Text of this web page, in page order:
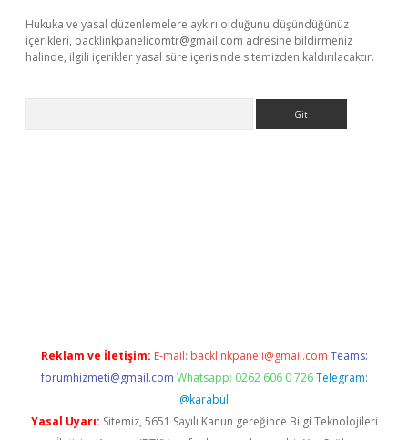
Hukuka ve yasal düzenlemelere aykırı olduğunu düşündüğünüz
içerikleri, backlinkpanelicomtr@gmail.com adresine bildirmeniz
halinde, ilgili içerikler yasal süre içerisinde sitemizden kaldırılacaktır.
Reklam ve İletişim: E-mail: backlinkpaneli@gmail.com Teams:
forumhizmeti@gmail.com Whatsapp: 0262 606 0 726 Telegram:
@karabul
Yasal Uyarı: Sitemiz, 5651 Sayılı Kanun gereğince Bilgi Teknolojileri